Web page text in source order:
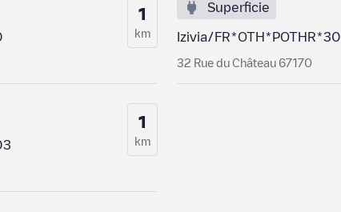
1
km
Superficie
Izivia/FR*OTH*POTHR*30
32 Rue du Château 67170
1
km